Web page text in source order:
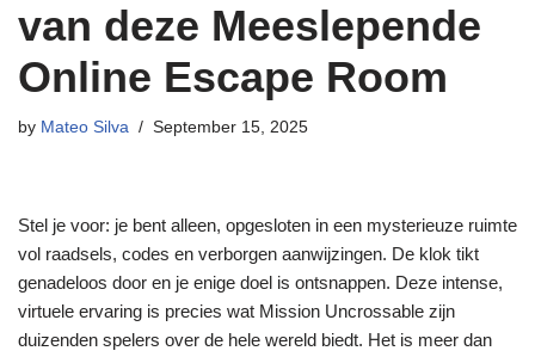
van deze Meeslepende
Online Escape Room
by Mateo Silva September 15, 2025
Stel je voor: je bent alleen, opgesloten in een mysterieuze ruimte
vol raadsels, codes en verborgen aanwijzingen. De klok tikt
genadeloos door en je enige doel is ontsnappen. Deze intense,
virtuele ervaring is precies wat Mission Uncrossable zijn
duizenden spelers over de hele wereld biedt. Het is meer dan